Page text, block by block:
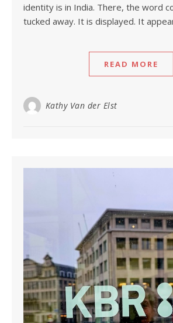
identity is in India. There, the word
tucked away. It is displayed. It
READ MORE
Kathy Van der Elst